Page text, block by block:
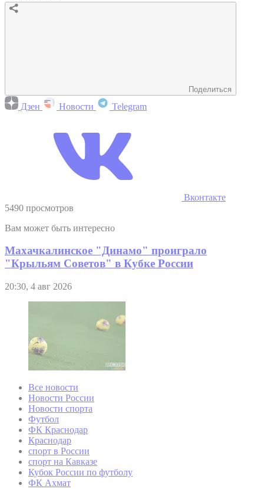
Поделиться
Дзен Новости Telegram
Вконтакте
5490 просмотров
Вам может быть интересно
Махачкалинское "Динамо" проиграло
"Крыльям Советов" в Кубке России
20:30, 4 авг 2026
Все новости
Новости России
Новости спорта
Футбол
ФК Краснодар
Краснодар
спорт в России
спорт на Кавказе
Кубок России по футболу
ФК Ахмат